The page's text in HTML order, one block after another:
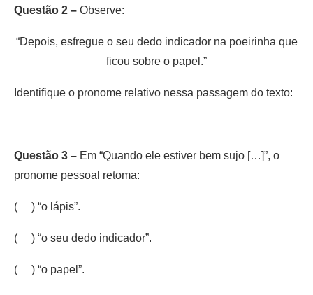
Questão 2 – Observe:
“Depois, esfregue o seu dedo indicador na poeirinha que
ficou sobre o papel.”
Identifique o pronome relativo nessa passagem do texto:
Questão 3 – Em “Quando ele estiver bem sujo […]”, o
pronome pessoal retoma:
( ) “o lápis”.
( ) “o seu dedo indicador”.
( ) “o papel”.